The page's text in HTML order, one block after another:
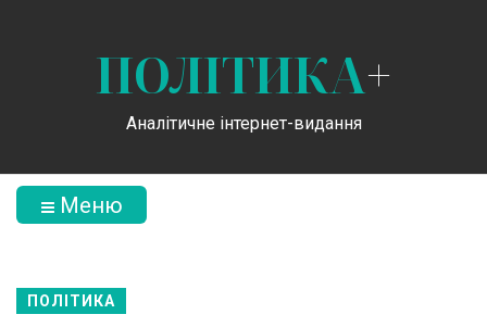
ПОЛІТИКА+
Аналітичне інтернет-видання
Меню
ПОЛІТИКА